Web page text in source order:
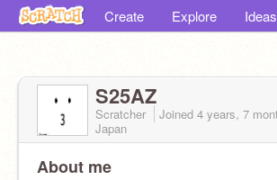
Create Explore Ideas
S25AZ
Scratcher Joined 4 years, 7
Japan
About me